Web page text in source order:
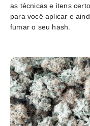
as técnicas e itens
para você aplicar e
fumar o seu hash.